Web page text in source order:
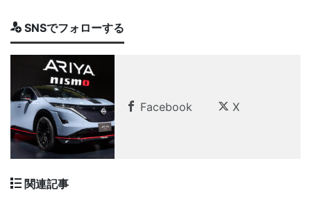
SNSでフォローする
Facebook X
関連記事